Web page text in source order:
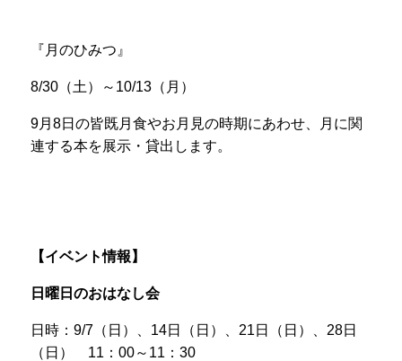
『月のひみつ』
8/30（土） ～ 10/13（ 月）
9月 8日の皆既月食やお月見の時期にあわせ、月に関
連する本を展示・貸出します。
【イベント情報】
日曜日のおはなし会
日時： 9/7（日）、 14日（日）、 21 日（日）、 28日
（日） 11 ： 00～ 11 ： 30